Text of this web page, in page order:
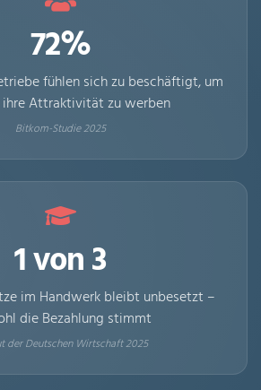
72%
fühlen sich zu beschäftigt, um
Attraktivität zu werben
Bitkom-Studie 2025
1 von 3
im Handwerk bleibt unbesetzt –
die Bezahlung stimmt
der Deutschen Wirtschaft 2025